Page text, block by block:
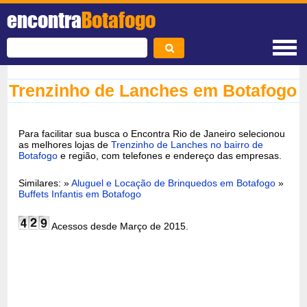
encontraBotafogo
Trenzinho de Lanches em Botafogo
Para facilitar sua busca o Encontra Rio de Janeiro selecionou
as melhores lojas deTrenzinho de Lanches no bairro de
Botafogo e região, com telefones e endereço das empresas.
Similares: »Aluguel e Locação de Brinquedos em Botafogo »
Buffets Infantis em Botafogo
Acessos desde Março de 2015.